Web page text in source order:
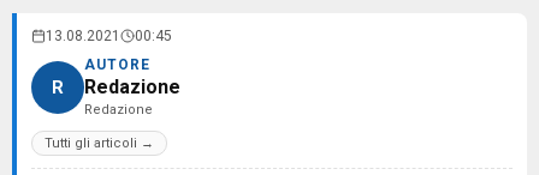
13.08.2021 00:45
R
AUTORE
Redazione
Redazione
Tutti gli articoli →